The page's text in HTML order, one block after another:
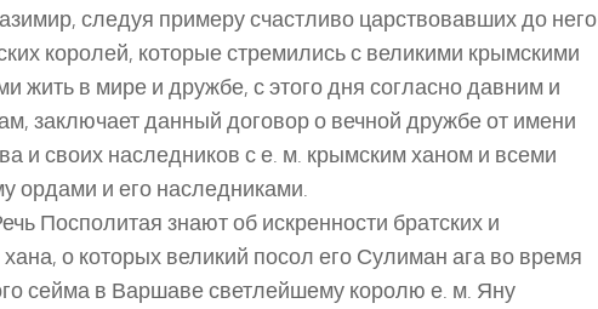
следуя примеру счастливо царствовавших до него
королей, которые стремились с великими крымскими
жить в мире и дружбе, с этого дня согласно давним и
заключает данный договор о вечной дружбе от имени
и своих наследников с е. м. крымским ханом и всеми
ордами и его наследниками.
Посполитая знают об искренности братских и
о которых великий посол его Сулиман ага во время
сейма в Варшаве светлейшему королю е. м. Яну